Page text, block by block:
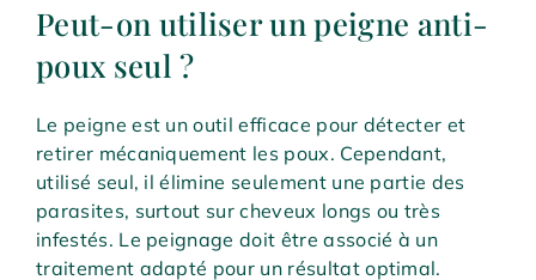
Peut-on utiliser un peigne anti-
poux seul ?
Le peigne est un outil efficace pour détecter et
retirer mécaniquement les poux. Cependant,
utilisé seul, il élimine seulement une partie des
parasites, surtout sur cheveux longs ou très
infestés. Le peignage doit être associé à un
traitement adapté pour un résultat optimal.